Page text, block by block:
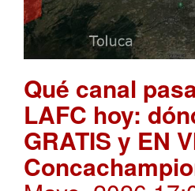
Qué canal
LAFC hoy:
GRATIS y EN